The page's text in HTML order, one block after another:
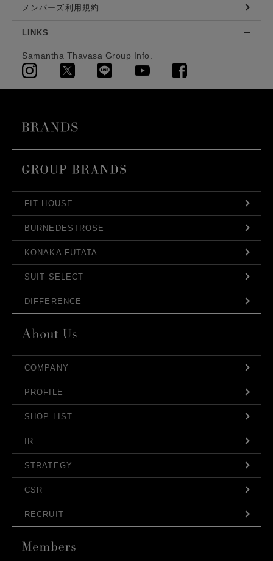
メンバーズ利用規約
LINKS
Samantha Thavasa Group Info.
FIT HOUSE
BURNEDESTROSE
KONAKA FUTATA
SUIT SELECT
DIFFERENCE
COMPANY
PROFILE
SHOP LIST
IR
STRATEGY
CSR
RECRUIT